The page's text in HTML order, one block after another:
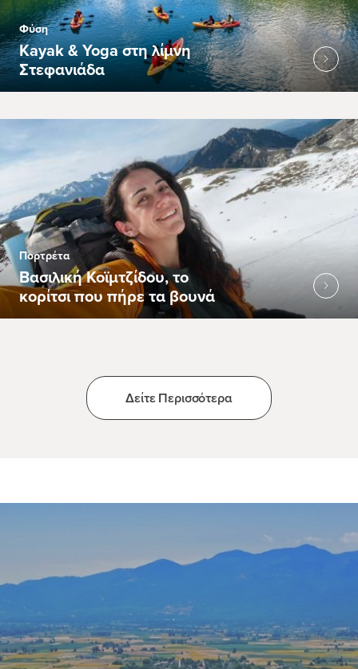
Φύση
Kayak & Yoga στη λίμνη
Στεφανιάδα
Πορτρέτα
Βασιλική Κοϊμτζίδου, το
κορίτσι που πήρε τα βουνά
Δείτε Περισσότερα